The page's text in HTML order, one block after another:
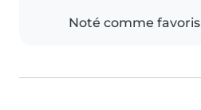
Noté comme favoris